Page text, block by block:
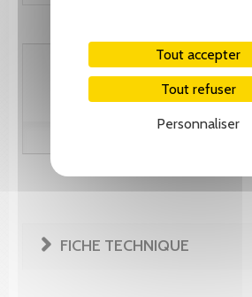
Tout accepter
Tout refuser
Personnaliser
35.90 CHF
FICHE TECHNIQUE